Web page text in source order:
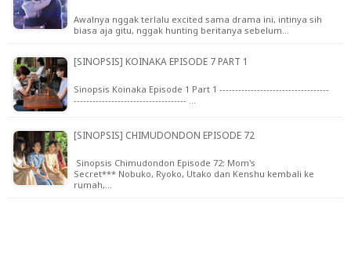
Awalnya nggak terlalu excited sama drama ini, intinya sih
biasa aja gitu, nggak hunting beritanya sebelum…
[SINOPSIS] KOINAKA EPISODE 7 PART 1
Sinopsis Koinaka Episode 1 Part 1 -----------------------------------
------------------------------------ …
[SINOPSIS] CHIMUDONDON EPISODE 72
Sinopsis Chimudondon Episode 72: Mom's
Secret*** Nobuko, Ryoko, Utako dan Kenshu kembali ke
rumah,…